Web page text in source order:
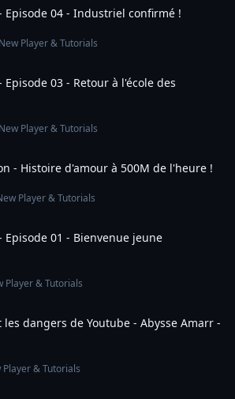
04 - Industriel confirmé !
New Player & Tutorials
03 - Retour à l'école des
New Player & Tutorials
- Histoire d'amour à 500M de l'heure !
Player & Tutorials
01 - Bienvenue jeune
Player & Tutorials
dangers de Youtube - Abysse Amarr -
Player & Tutorials